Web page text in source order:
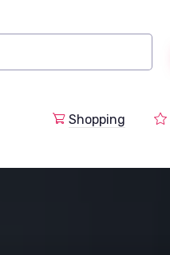
Shopping